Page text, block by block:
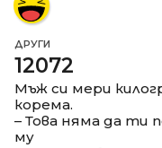
ДРУГИ
12072
Мъж си мери
корема.
– Това няма да ти
му